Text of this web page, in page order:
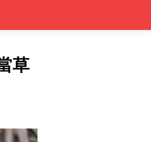
草